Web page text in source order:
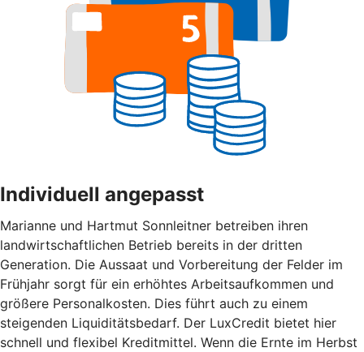
Individuell angepasst
Marianne und Hartmut Sonnleitner betreiben ihren
landwirtschaftlichen Betrieb bereits in der dritten
Generation. Die Aussaat und Vorbereitung der Felder im
Frühjahr sorgt für ein erhöhtes Arbeitsaufkommen und
größere Personalkosten. Dies führt auch zu einem
steigenden Liquiditätsbedarf. Der LuxCredit bietet hier
schnell und flexibel Kreditmittel. Wenn die Ernte im Herbst